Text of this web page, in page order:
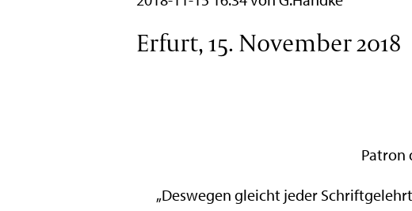
Erfurt, 15. November 2018
Patron
„Deswegen gleicht jeder